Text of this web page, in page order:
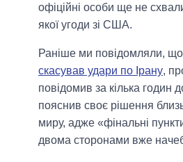
офіційні особи ще не
якої угоди зі США.
Раніше ми повідомляли, що
скасував удари по Ірану,
повідомив за кілька годин
пояснив своє рішення
миру, адже «фінальні
двома сторонами вже